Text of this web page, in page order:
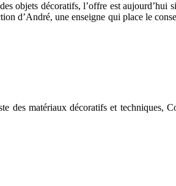
objets décoratifs, l’offre est aujourd’hui
d’André, une enseigne qui place le
des matériaux décoratifs et techniques,